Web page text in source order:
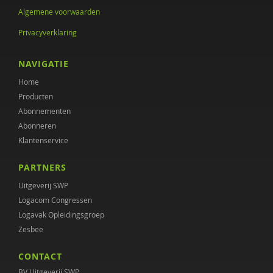
Femke Dirkx
Lenneke Docter
Stasja Draisma
Julia Driessen
Eveline Duimelaar
Merijn Eikelenboom
Irene Geerts
Jet Heering
Karl Huisman
Petra Hunsche
Algemene voorwaarden
Privacyverklaring
NAVIGATIE
Home
Producten
Abonnementen
Abonneren
Klantenservice
PARTNERS
Uitgeverij SWP
Logacom Congressen
Logavak Opleidingsgroep
Zesbee
CONTACT